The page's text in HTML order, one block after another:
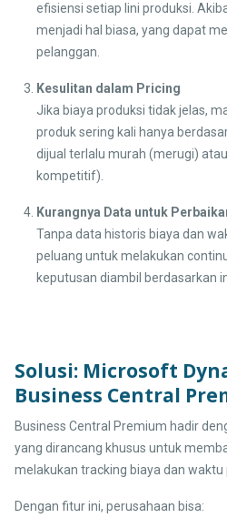
efisiensi setiap lini produksi.
menjadi hal biasa, yang dapat
pelanggan.
Kesulitan dalam Pricing
Jika biaya produksi tidak jelas,
produk sering kali hanya
dijual terlalu murah (merugi)
kompetitif).
Kurangnya Data untuk
Tanpa data historis biaya dan
peluang untuk melakukan
keputusan diambil berdasarkan
Solusi: Microsoft
Business Central
Business Central Premium hadir
yang dirancang khusus untuk
melakukan tracking biaya dan waktu
Dengan fitur ini, perusahaan bisa: